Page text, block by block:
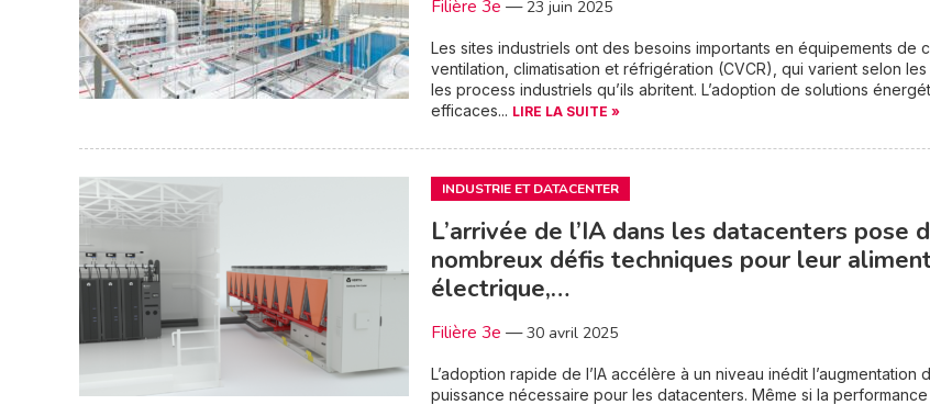
Filière 3e — 23 juin 2025
Les sites industriels ont des besoins importants en équipements de
ventilation, climatisation et réfrigération (CVCR), qui varient selon
les process industriels qu’ils abritent. L’adoption de solutions
efficaces... LIRE LA SUITE »
INDUSTRIE ET DATACENTER
L’arrivée de l’IA dans les datacenters pose
nombreux défis techniques pour leur
électrique,…
Filière 3e —30 avril 2025
L’adoption rapide de l’IA accélère à un niveau inédit l’augmentation
puissance nécessaire pour les datacenters. Même si la